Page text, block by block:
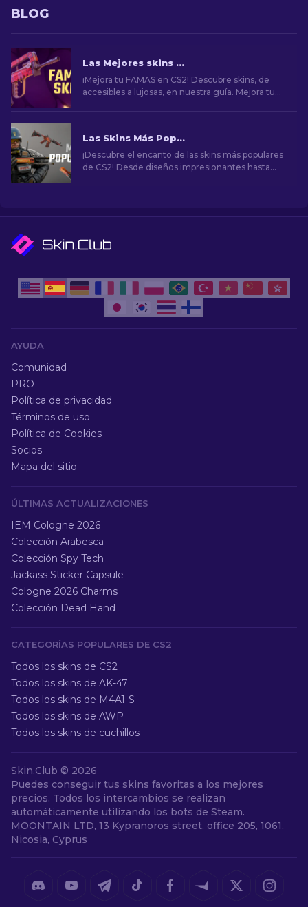
BLOG
Las Mejores skins para FAMAS en CS2 [2026]
¡Mejora tu FAMAS en CS2! Descubre skins, de
accesibles a lujosas, en nuestra guía. Mejora tu
Las Skins Más Populares en CS2
¡Descubre el encanto de las skins más populares
de CS2! Desde diseños impresionantes hasta
AYUDA
Comunidad
PRO
Política de privacidad
Términos de uso
Política de Cookies
Socios
Mapa del sitio
ÚLTIMAS ACTUALIZACIONES
IEM Cologne 2026
Colección Arabesca
Colección Spy Tech
Jackass Sticker Capsule
Cologne 2026 Charms
Colección Dead Hand
CATEGORÍAS POPULARES DE CS2
Todos los skins de CS2
Todos los skins de AK-47
Todos los skins de M4A1-S
Todos los skins de AWP
Todos los skins de cuchillos
Skin.Club © 2026
Puedes conseguir tus skins favoritas a los mejores
precios. Todos los intercambios se realizan
automáticamente utilizando los bots de Steam.
MOONTAIN LTD, 13 Kypranoros street, office 205, 1061,
Nicosia, Cyprus